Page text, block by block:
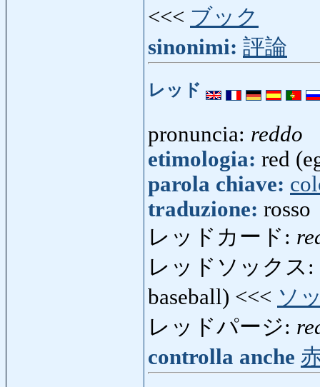
<<< ブック
sinonimi: 評論
レッド
pronuncia: reddo
etimologia: red
parola chiave:
traduzione: rosso
レッドカード:
レッドソックス:
baseball) <<< ソ
レッドパージ:
controlla anche